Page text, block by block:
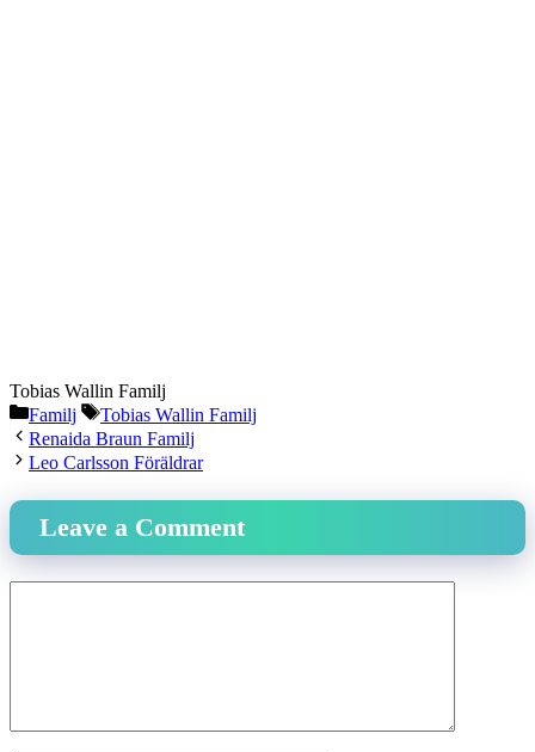
Tobias Wallin Familj
Categories
Familj Tags
Tobias Wallin Familj
Renaida Braun Familj
Leo Carlsson Föräldrar
Leave a Comment